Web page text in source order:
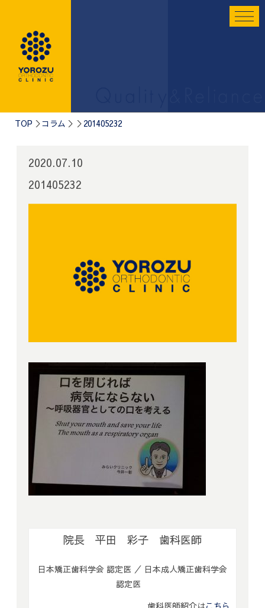
TOP コラム 201405232
2020.07.10
201405232
院長 平田 彩子 歯科医師
日本矯正歯科学会 認定医 ／ 日本成人矯正歯科学会
認定医
歯科医師紹介はこちら